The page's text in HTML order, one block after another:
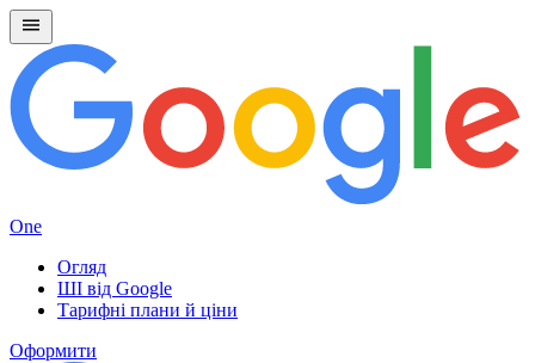
One
Огляд
ШІ від Google
Тарифні плани й ціни
Оформити